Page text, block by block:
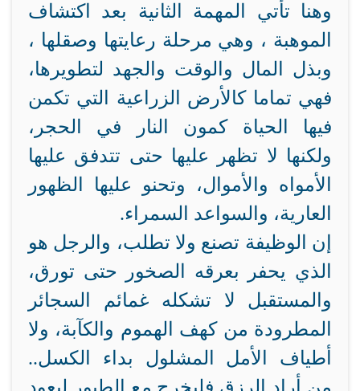
وهنا تأتي المهمة الثانية بعد اكتشاف
الموهبة ، وهي مرحلة رعايتها وصقلها ،
وبذل المال والوقت والجهد لتطويرها،
فهي تماما كالأرض الزراعية التي تكمن
فيها الحياة كمون النار في الحجر،
ولكنها لا تظهر عليها حتى تتدفق عليها
الأمواه والأموال، وتحنو عليها الظهور
العارية، والسواعد السمراء.
إن الوظيفة تصنع ولا تطلب، والرجل هو
الذي يحفر بعرقه الصخور حتى تورق،
والمستقبل لا تشكله غمائم السجائر
المطرودة من كهف الهموم والكآبة، ولا
أطياف الأمل المشلول بداء الكسل..